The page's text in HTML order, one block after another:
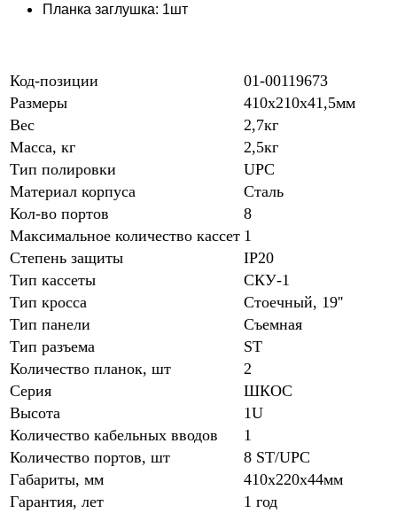
Планка заглушка: 1шт
Код-позиции
01-00119673
Размеры
410х210х41,5мм
Вес
2,7кг
Масса, кг
2,5кг
Тип полировки
UPC
Материал корпуса
Сталь
Кол-во портов
8
Максимальное количество кассет 1
Степень защиты
IP20
Тип кассеты
СКУ-1
Тип кросса
Стоечный, 19''
Тип панели
Съемная
Тип разъема
ST
Количество планок, шт
2
Серия
ШКОС
Высота
1U
Количество кабельных вводов
1
Количество портов, шт
8 ST/UPC
Габариты, мм
410х220х44мм
Гарантия, лет
1 год